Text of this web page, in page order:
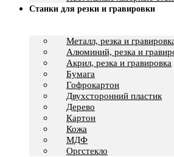
Станки для резки и гравировки
Металл, резка и
Алюминий, резка и
Акрил, резка и гравировка
Бумага
Гофрокартон
Двухсторонний пластик
Дерево
Картон
Кожа
МДФ
Оргстекло